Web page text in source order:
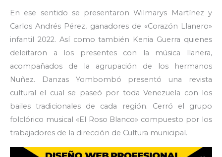
En ese sentido se presentaron Wilmarys Martínez y
Carlos Andrés Pérez, ganadores de «Corazón Llanero»
infantil 2022. Así como también Kenia Guerra quienes
deleitaron a los presentes con la música llanera,
acompañados de la agrupación de los hermanos
Nuñez. Danzas Yombombó presentó una revista
cultural el cual se paseó por toda Venezuela con los
bailes tradicionales de cada región. Cerró el grupo
folclórico musical «El Roso Blanco» compuesto por los
trabajadores de la dirección de Cultura municipal.